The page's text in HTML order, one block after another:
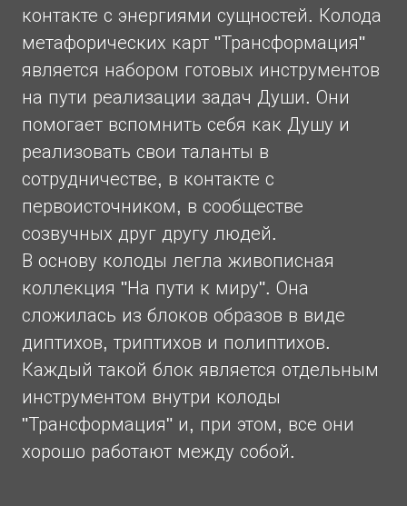
контакте с энергиями сущностей. Колода
метафорических карт "Трансформация"
является набором готовых инструментов
на пути реализации задач Души. Они
помогает вспомнить себя как Душу и
реализовать свои таланты в
сотрудничестве, в контакте с
первоисточником, в сообществе
созвучных друг другу людей.
В основу колоды легла живописная
коллекция "На пути к миру". Она
сложилась из блоков образов в виде
диптихов, триптихов и полиптихов.
Каждый такой блок является отдельным
инструментом внутри колоды
"Трансформация" и, при этом, все они
хорошо работают между собой.